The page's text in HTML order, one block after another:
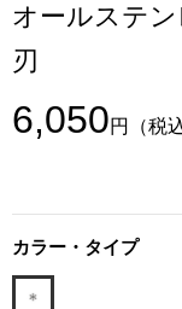
オールステ
刃
6,050円 （税
カラー・タイプ